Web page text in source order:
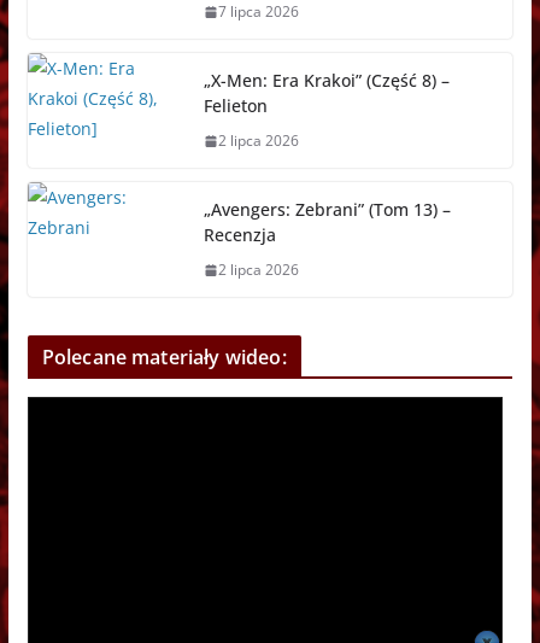
7 lipca 2026
„X-Men: Era Krakoi” (Część 8) –
Felieton
2 lipca 2026
„Avengers: Zebrani” (Tom 13) –
Recenzja
2 lipca 2026
Polecane materiały wideo: